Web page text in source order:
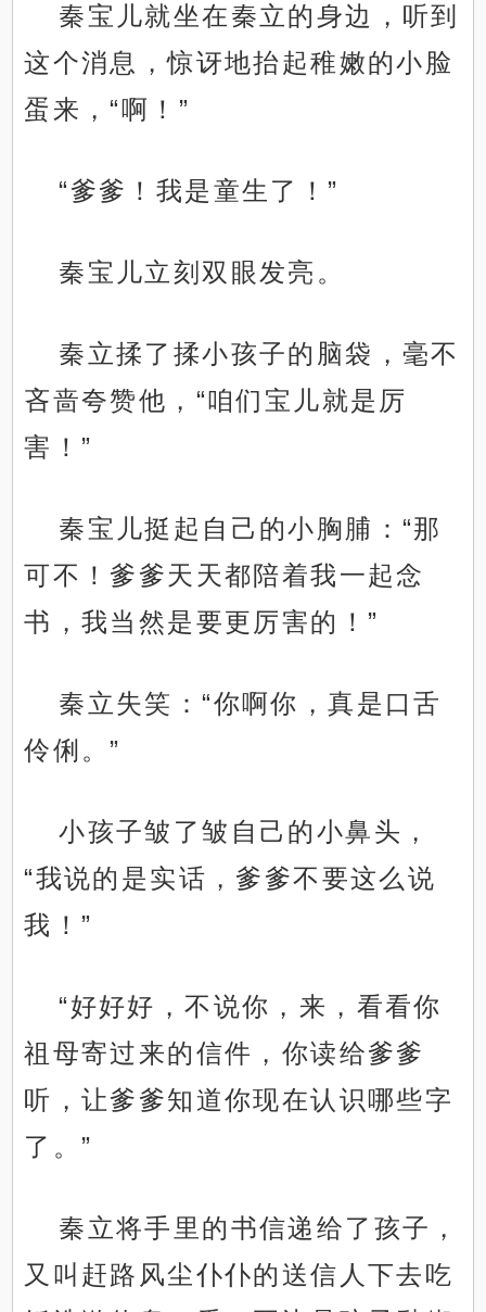
秦宝儿就坐在秦立的身边，听到
这个消息，惊讶地抬起稚嫩的小脸
蛋来，“啊！”
“爹爹！我是童生了！”
秦宝儿立刻双眼发亮。
秦立揉了揉小孩子的脑袋，毫不
吝啬夸赞他，“咱们宝儿就是厉
害！”
秦宝儿挺起自己的小胸脯：“那
可不！爹爹天天都陪着我一起念
书，我当然是要更厉害的！”
秦立失笑：“你啊你，真是口舌
伶俐。”
小孩子皱了皱自己的小鼻头，
“我说的是实话，爹爹不要这么说
我！”
“好好好，不说你，来，看看你
祖母寄过来的信件，你读给爹爹
听，让爹爹知道你现在认识哪些字
了。”
秦立将手里的书信递给了孩子，
又叫赶路风尘仆仆的送信人下去吃